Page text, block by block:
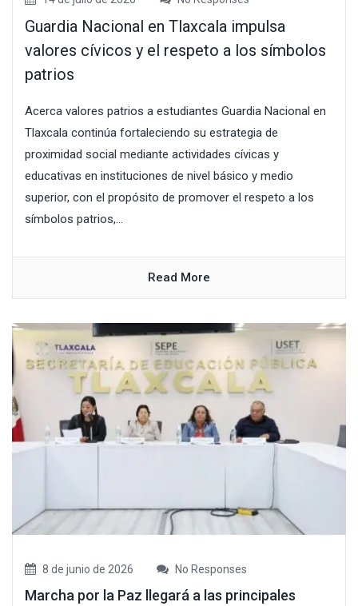
Guardia Nacional en Tlaxcala impulsa
valores cívicos y el respeto a los símbolos
patrios
Acerca valores patrios a estudiantes Guardia Nacional en
Tlaxcala continúa fortaleciendo su estrategia de
proximidad social mediante actividades cívicas y
educativas en instituciones de nivel básico y medio
superior, con el propósito de promover el respeto a los
símbolos patrios,...
Read More
8 de junio de 2026 No Responses
Marcha por la Paz llegará a las principales